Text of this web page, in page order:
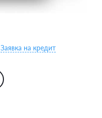
Заявка на кредит